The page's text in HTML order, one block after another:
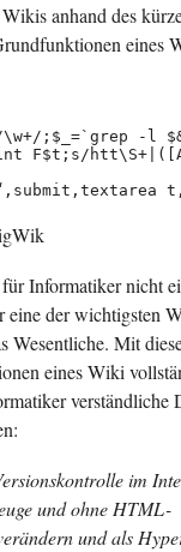
anhand des
eines
;$_=`grep -l
F$t;s/
Informatiker nicht
eine der wichtigsten
Wesentliche. Mit
eines Wiki
verständliche
im
und ohne HTML-
und als